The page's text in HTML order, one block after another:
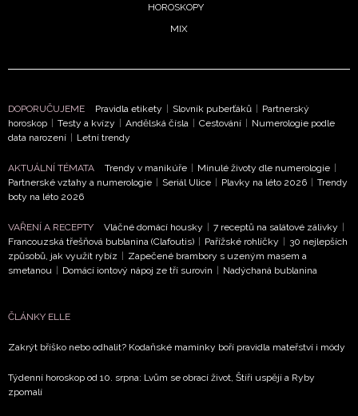
ODESLAT
Přihlášením k newsletteru souhlasíte sObchodními
podmínkami společnosti BurdaMedia Extra s.r.o.a
potvrzujete, že jste se seznámili se
ochrany soukromí - BurdaMedia Extra s.r.o. bude s
Vašimi údaji pracovat zejména k organizaci a
vyhodnocení akce a zasílání novinek.
soukromí BurdaMedia Extra s.r.o.
, zaškrtněte toto pole.
HOROSKOPY
MIX
DOPORUČUJEME Pravidla etikety Slovník puberťáků
Partnerský
horoskop
Testy a kvízy Andělská čísla Cestování
Numerologie podle
data narození
Letní trendy
AKTUÁLNÍ TÉMATA Trendy v manikúře Minulé životy dle numerologie
Partnerské vztahy a numerologie
Seriál Ulice Plavky na léto 2026
Trendy
boty na léto 2026
VAŘENÍ A RECEPTY Vláčné domácí housky 7 receptů na salátové zálivky
Francouzská třešňová bublanina (Clafoutis)
Pařížské rohlíčky
30 nejlepších
způsobů, jak využít rybíz
Zapečené brambory s uzeným masem a
smetanou
Domácí iontový nápoj ze tří surovin Nadýchaná bublanina
ČLÁNKY ELLE
Zakrýt bříško nebo odhalit? Kodaňské maminky boří pravidla mateřství i módy
Týdenní horoskop od 10. srpna: Lvům se obrací život, Štíři uspějí a Ryby
zpomalí